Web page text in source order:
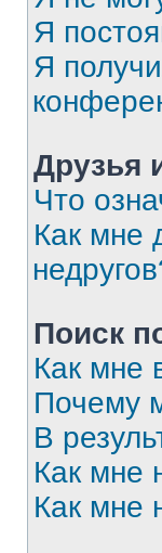
Я
Я
Друзья
Что
Как мне
Поиск
Как мне
Почему
В
Как мне
Как мне